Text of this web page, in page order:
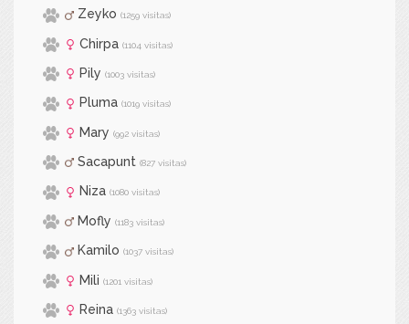
Zeyko (1259 visitas)
Chirpa (1104 visitas)
Pily (1003 visitas)
Pluma (1019 visitas)
Mary (992 visitas)
Sacapunt (827 visitas)
Niza (1080 visitas)
Mofly (1183 visitas)
Kamilo (1037 visitas)
Mili (1201 visitas)
Reina (1363 visitas)